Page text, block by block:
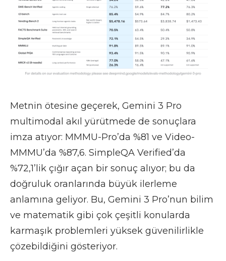
Metnin ötesine geçerek, Gemini 3 Pro
multimodal akıl yürütmede de sonuçlara
imza atıyor: MMMU-Pro’da %81 ve Video-
MMMU’da %87,6. SimpleQA Verified’da
%72,1’lik çığır açan bir sonuç alıyor; bu da
doğruluk oranlarında büyük ilerleme
anlamına geliyor. Bu, Gemini 3 Pro’nun bilim
ve matematik gibi çok çeşitli konularda
karmaşık problemleri yüksek güvenilirlikle
çözebildiğini gösteriyor.